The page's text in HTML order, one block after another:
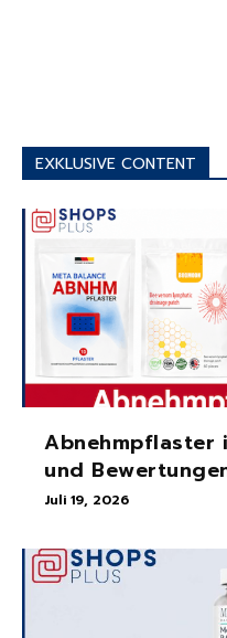
EXKLUSIVE CONTENT
Abnehmpflaster
und
Juli 19, 2026